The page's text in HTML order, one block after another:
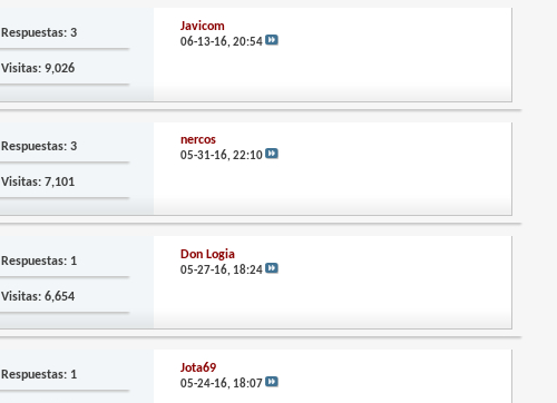
Respuestas: 3
Visitas: 9,026
Javicom
06-13-16,20:54
Respuestas: 3
Visitas: 7,101
nercos
05-31-16,22:10
Respuestas: 1
Visitas: 6,654
Don Logia
05-27-16, 18:24
Respuestas: 1 Jota69
05-24-16, 18:07